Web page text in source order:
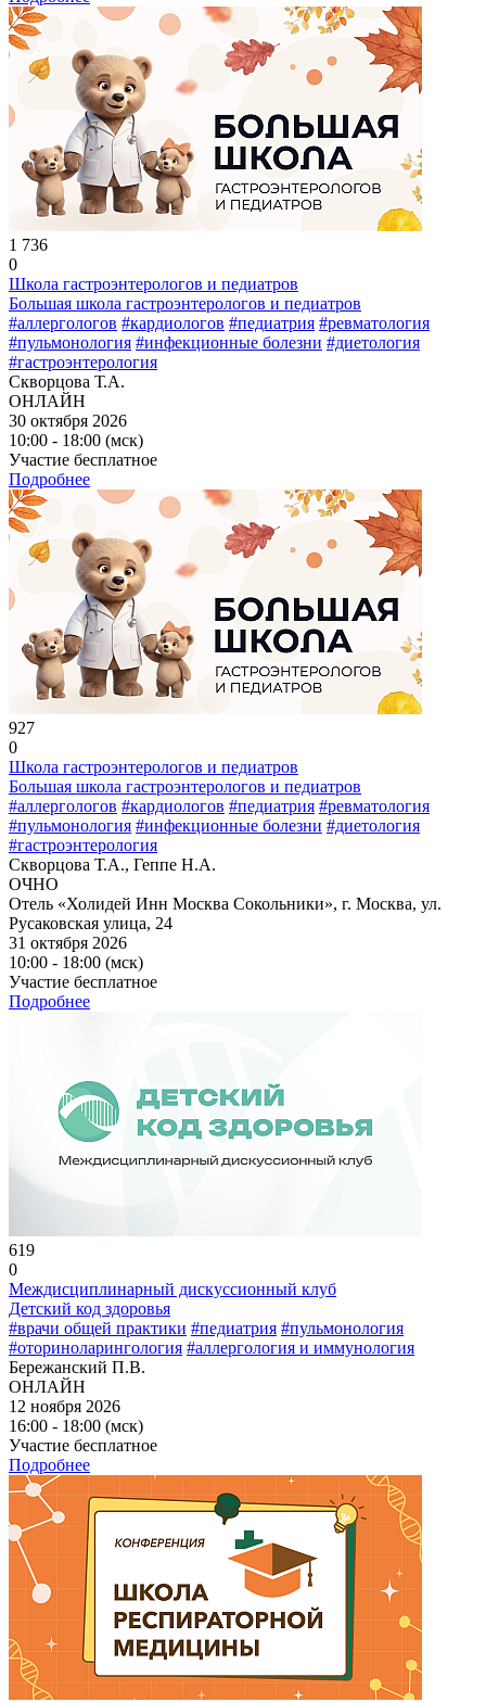
1 736
0
Школа гастроэнтерологов и педиатров
Большая школа гастроэнтерологов и педиатров
#аллергологов #кардиологов #педиатрия #ревматология
#пульмонология #инфекционные болезни #диетология
#гастроэнтерология
Скворцова Т.А.
ОНЛАЙН
30 октября 2026
10:00 - 18:00 (мск)
Участие бесплатное
Подробнее
927
0
Школа гастроэнтерологов и педиатров
Большая школа гастроэнтерологов и педиатров
#аллергологов #кардиологов #педиатрия #ревматология
#пульмонология #инфекционные болезни #диетология
#гастроэнтерология
Скворцова Т.А., Геппе Н.А.
ОЧНО
Отель «Холидей Инн Москва Сокольники», г. Москва, ул.
Русаковская улица, 24
31 октября 2026
10:00 - 18:00 (мск)
Участие бесплатное
Подробнее
619
0
Междисциплинарный дискуссионный клуб
Детский код здоровья
#врачи общей практики #педиатрия #пульмонология
#оториноларингология #аллергология и иммунология
Бережанский П.В.
ОНЛАЙН
12 ноября 2026
16:00 - 18:00 (мск)
Участие бесплатное
Подробнее